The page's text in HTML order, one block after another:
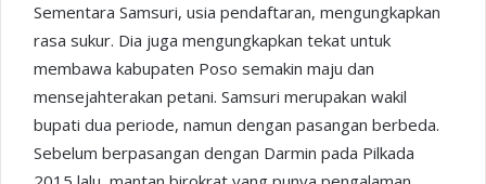
Sementara Samsuri, usia pendaftaran, mengungkapkan
rasa sukur. Dia juga mengungkapkan tekat untuk
membawa kabupaten Poso semakin maju dan
mensejahterakan petani. Samsuri merupakan wakil
bupati dua periode, namun dengan pasangan berbeda.
Sebelum berpasangan dengan Darmin pada Pilkada